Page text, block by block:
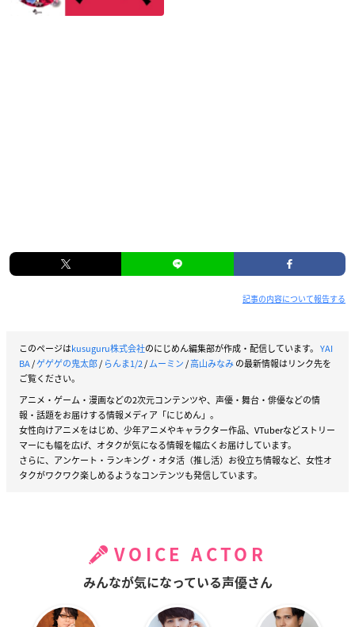
記事の内容について報告する
このページはkusuguru株式会社のにじめん編集部が作成・配信しています。 YAI
BA/ゲゲゲの鬼太郎/ らんま1/2/ムーミン/高山みなみの最新情報はリンク先を
ご覧ください。
アニメ・ゲーム・漫画などの2次元コンテンツや、声優・舞台・俳優などの情
報・話題をお届けする情報メディア「にじめん」。
女性向けアニメをはじめ、少年アニメやキャラクター作品、VTuberなどストリー
マーにも幅を広げ、オタクが気になる情報を幅広くお届けしています。
さらに、アンケート・ランキング・オタ活（推し活）お役立ち情報など、女性オ
タクがワクワク楽しめるようなコンテンツも発信しています。
VOICE ACTOR
みんなが気になっている声優さん